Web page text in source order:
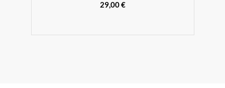
29,00 €